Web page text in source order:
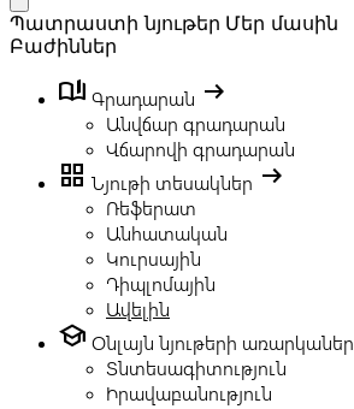
Պատրաստի նյութեր Մեր մասին
Բաժիններ
book_ribbon Գրադարան arrow_right_alt
Անվճար գրադարան
Վճարովի գրադարան
grid_view Նյութի տեսակներ arrow_right_alt
Ռեֆերատ
Անհատական
Կուրսային
Դիպլոմային
Ավելին
school Օնլայն նյութերի առարկաներ
Տնտեսագիտություն
Իրավաբանություն